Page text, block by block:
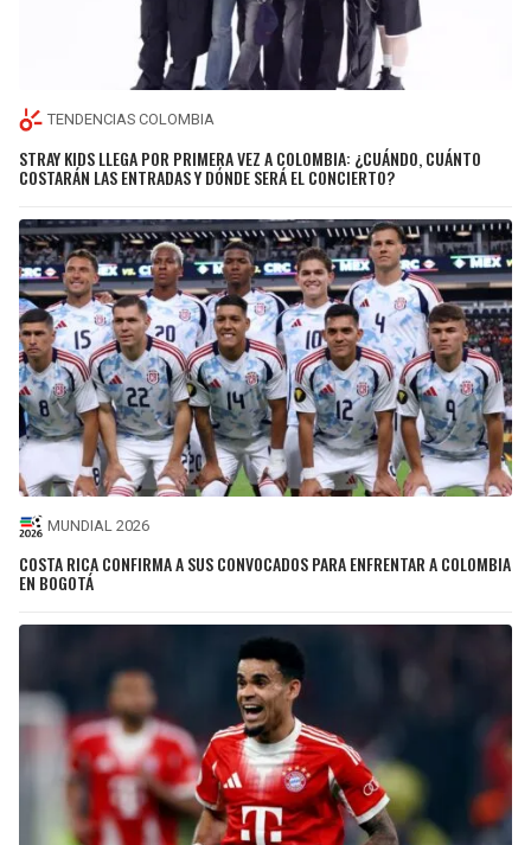
TENDENCIAS COLOMBIA
STRAY KIDS LLEGA POR PRIMERA VEZ A COLOMBIA: ¿CUÁNDO, CUÁNTO
COSTARÁN LAS ENTRADAS Y DÓNDE SERÁ EL CONCIERTO?
MUNDIAL 2026
COSTA RICA CONFIRMA A SUS CONVOCADOS PARA ENFRENTAR A COLOMBIA
EN BOGOTÁ